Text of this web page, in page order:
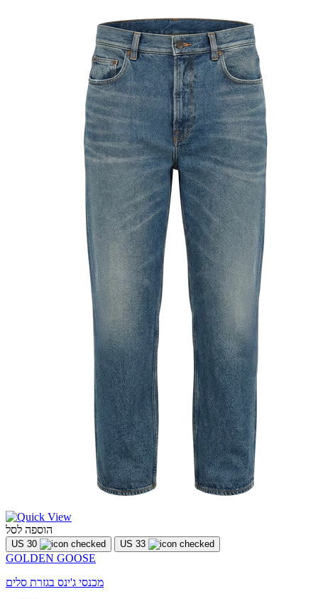
הוספה לסל
US 30 US 33
GOLDEN GOOSE
מכנסי ג'ינס בגזרת סלים